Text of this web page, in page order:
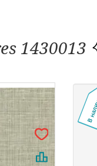
1430013
В